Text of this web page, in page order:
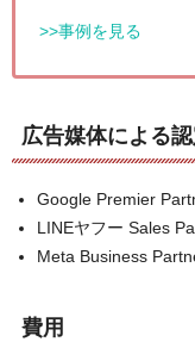
>>事例を見る
広告媒体による
Google Premier
LINEヤフー Sales
Meta Business
費用